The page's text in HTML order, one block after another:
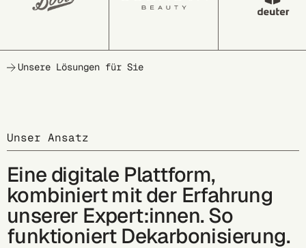
Unsere Lösungen für Sie
Unser Ansatz
Eine digitale Plattform,
kombiniert mit der Erfahrung
unserer Expert:innen. So
funktioniert Dekarbonisierung.